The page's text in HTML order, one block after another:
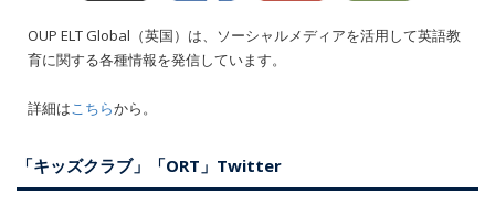
OUP ELT Global（英国）は、ソーシャルメディアを活用して英語教
育に関する各種情報を発信しています。
詳細はこちらから。
「キッズクラブ」「ORT」Twitter